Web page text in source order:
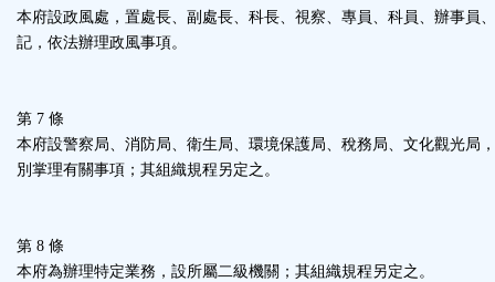
本府設政風處，置處長、副處長、科長、視察、專員、科員、辦事員
記，依法辦理政風事項。
第 7 條
本府設警察局、消防局、衛生局、環境保護局、稅務局、文化觀光局
別掌理有關事項；其組織規程另定之。
第 8 條
本府為辦理特定業務，設所屬二級機關；其組織規程另定之。